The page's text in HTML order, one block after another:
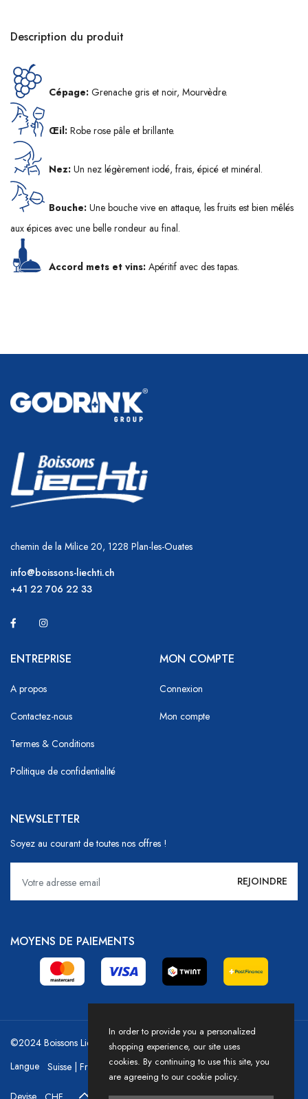
Description du produit
Cépage: Grenache gris et noir, Mourvèdre.
Œil: Robe rose pâle et brillante.
Nez: Un nez légèrement iodé, frais, épicé et minéral.
Bouche: Une bouche vive en attaque, les fruits est bien mêlés
aux épices avec une belle rondeur au final.
Accord mets et vins: Apéritif avec des tapas.
chemin de la Milice 20, 1228 Plan-les-Ouates
info@boissons-liechti.ch
+41 22 706 22 33
ENTREPRISE
A propos
Contactez-nous
Termes & Conditions
Politique de confidentialité
MON COMPTE
Connexion
Mon compte
NEWSLETTER
Soyez au courant de toutes nos offres !
MOYENS DE PAIEMENTS
©2024 Boissons Liechti - GoDrink Group / Powered by HICASS
Langue
Devise
In order to provide you a personalized
shopping experience, our site uses
cookies. By continuing to use this site, you
are agreeing to our cookie policy.